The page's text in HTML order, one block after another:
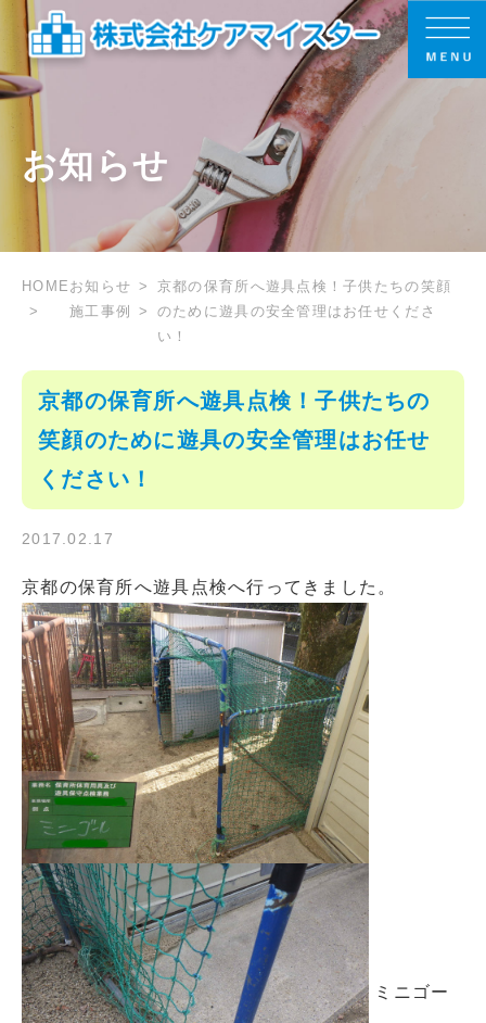
お知らせ
HOME お知らせ
施工事例
京都の保育所へ遊具点検！子供たちの笑顔
のために遊具の安全管理はお任せくださ
い！
京都の保育所へ遊具点検！子供たちの
笑顔のために遊具の安全管理はお任せ
ください！
2017.02.17
京都の保育所へ遊具点検へ行ってきました。
ミニゴー